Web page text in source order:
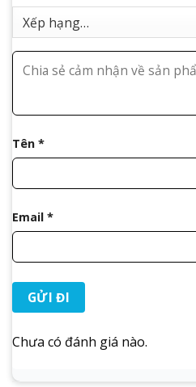
Tên *
Email *
Chưa có đánh giá nào.